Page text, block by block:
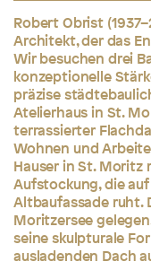
Robert Obrist
Architekt, der das
Wir besuchen drei
konzeptionelle
präzise
Atelierhaus in St.
terrassierter
Wohnen und
Hauser in St. Moritz
Aufstockung, die
Altbaufassade ruht.
Moritzersee
seine skulpturale
ausladenden Dach